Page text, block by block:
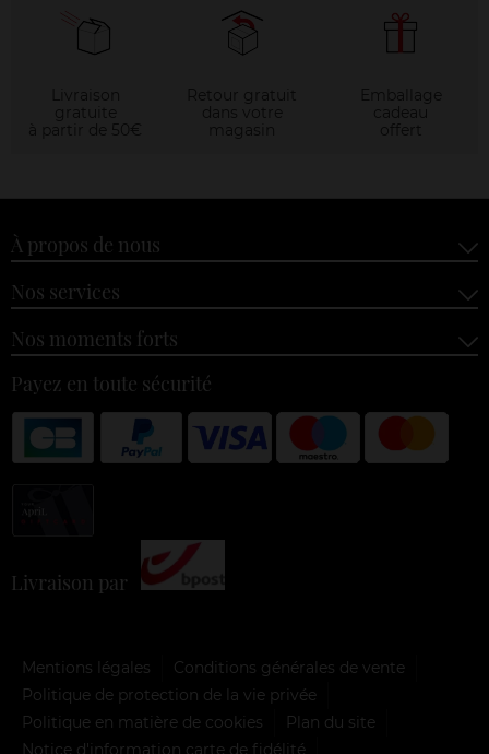
À propos de nous
Nos services
Nos moments forts
Payez en toute sécurité
Livraison par
Mentions légales
Conditions générales de vente
Politique de protection de la vie privée
Politique en matière de cookies
Plan du site
Notice d'information carte de fidélité